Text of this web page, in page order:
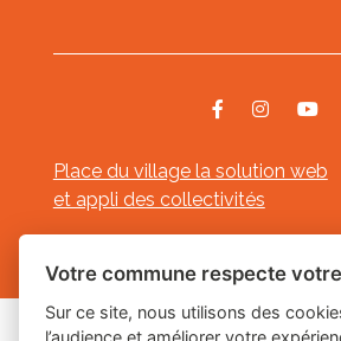
Place du village la solution web
et appli des collectivités
Mentions légales--
Votre commune respecte
Sur ce site, nous utilisons des
l’audience et améliorer votre